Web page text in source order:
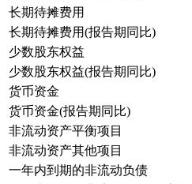
长期待摊费用
长期待摊费用(报告期同比)
少数股东权益
少数股东权益(报告期同比)
货币资金
货币资金(报告期同比)
非流动资产平衡项目
非流动资产其他项目
一年内到期的非流动负债